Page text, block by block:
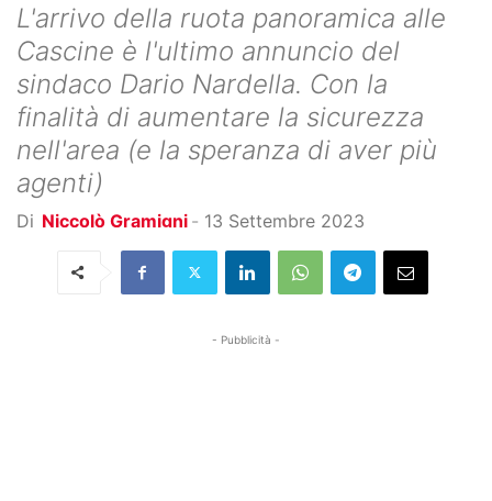
L'arrivo della ruota panoramica alle
Cascine è l'ultimo annuncio del
sindaco Dario Nardella. Con la
finalità di aumentare la sicurezza
nell'area (e la speranza di aver più
agenti)
Di Niccolò Gramigni - 13 Settembre 2023
- Pubblicità -